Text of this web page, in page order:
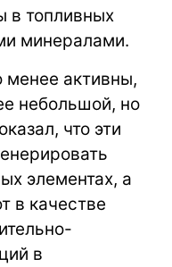
в топливных
минералами.
менее активны,
небольшой, но
что эти
элементах, а
в качестве
в